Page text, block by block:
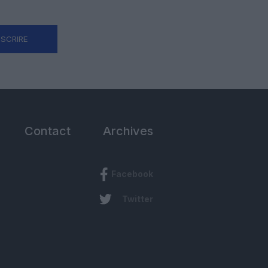
Contact Archives